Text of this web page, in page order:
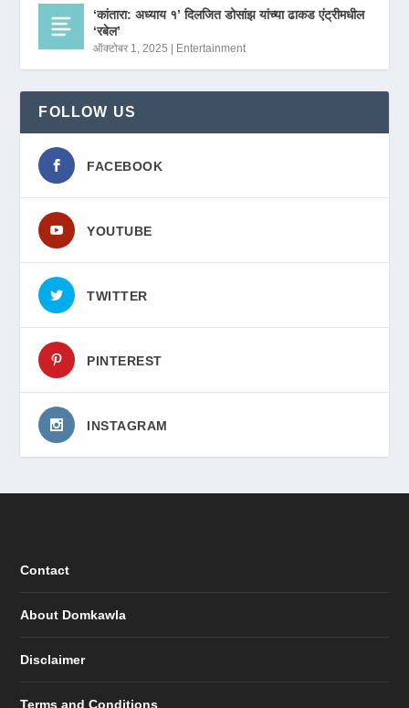
‘कांतारा: अध्याय १’ दिलजित डोसांझ यांच्या ढाकड एंट्रीमधील
‘रबेल’
ऑक्टोबर 1, 2025 | Entertainment
FOLLOW US
FACEBOOK
YOUTUBE
TWITTER
PINTEREST
INSTAGRAM
Contact
About Domkawla
Disclaimer
Terms and Conditions